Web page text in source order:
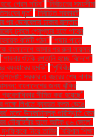
প্রেস সচিব" "নির্বাচনের সময়সীমা
দূত" "নির্বাচিত সরকারই
পর ভোরবেলায় ঢাকার রাস্তায়
ঢুকলে গ্রেপ্তার হতে পারেন
কমিটি গঠন" "পদ্মার পাড়ে
বাংলাদেশে আসার পর রুনা লায়লার
"পাবনার শুঁটকি রপ্তানি হচ্ছে বিদেশে"
ব্যবহারের হুমকি" "পৃথিবীর
সরকার এ বছরের শেষ নাগাদ
বাংলাদেশের জন্য ঝুঁকির
সীমিত করা হয়েছে"
পক্ষে লিখতে ব্যবহৃত কলম ভেঙে
মতো উসকানিমূলক পরিস্থিতি কেন
নৌবাহিনীর হাতে আটক ৫৬ জেলে"
নিয়ে তামিম "বরিশাল শিক্ষা